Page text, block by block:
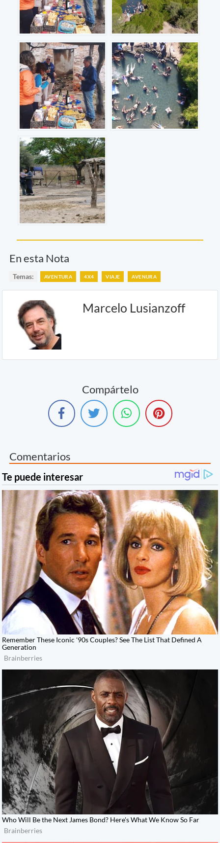
En esta Nota
Temas: AVENTURA 4X4 VIAJE AVENURA
Marcelo Lusianzoff
Compártelo
Comentarios